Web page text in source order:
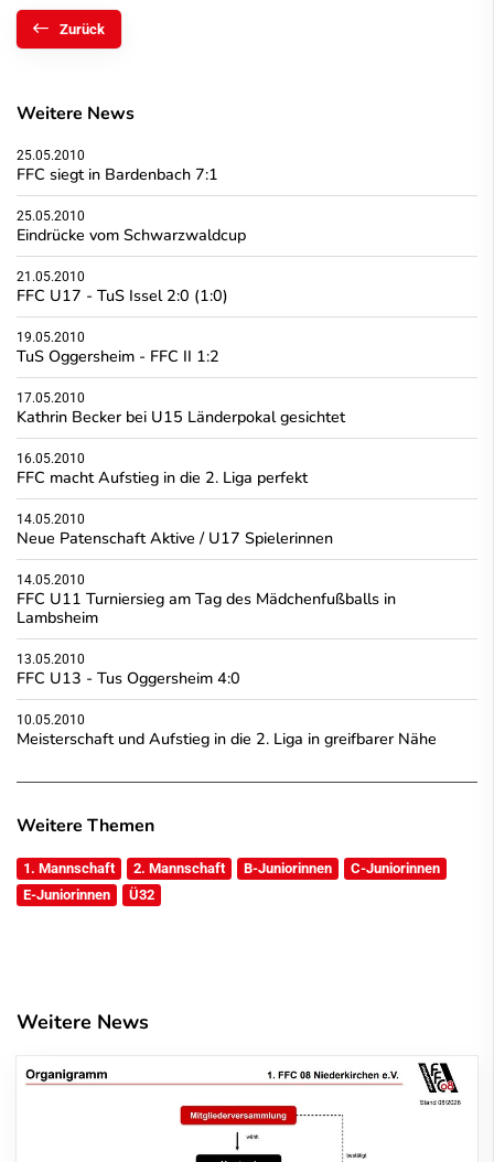
Zurück
Weitere News
25.05.2010
FFC siegt in Bardenbach 7:1
25.05.2010
Eindrücke vom Schwarzwaldcup
21.05.2010
FFC U17 - TuS Issel 2:0 (1:0)
19.05.2010
TuS Oggersheim - FFC II 1:2
17.05.2010
Kathrin Becker bei U15 Länderpokal gesichtet
16.05.2010
FFC macht Aufstieg in die 2. Liga perfekt
14.05.2010
Neue Patenschaft Aktive / U17 Spielerinnen
14.05.2010
FFC U11 Turniersieg am Tag des Mädchenfußballs in
Lambsheim
13.05.2010
FFC U13 - Tus Oggersheim 4:0
10.05.2010
Meisterschaft und Aufstieg in die 2. Liga in greifbarer Nähe
Weitere Themen
1. Mannschaft 2. Mannschaft B-Juniorinnen
C-Juniorinnen
E-Juniorinnen
Ü32
Weitere News